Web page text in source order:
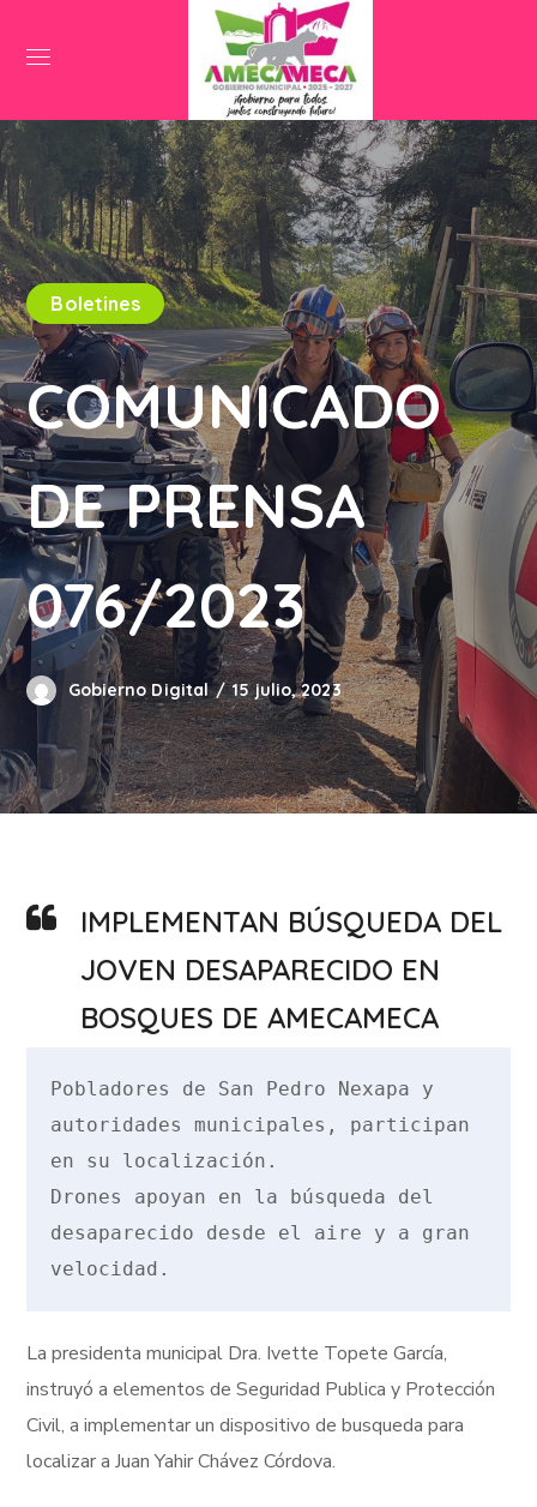
Boletines
COMUNICADO
DE PRENSA
076/2023
Gobierno Digital 15 julio, 2023
IMPLEMENTAN BÚSQUEDA DEL
JOVEN DESAPARECIDO EN
BOSQUES DE AMECAMECA
Pobladores de San Pedro Nexapa y
autoridades municipales, participan
en su localización.
Drones apoyan en la búsqueda del
desaparecido desde el aire y a gran
velocidad.
La presidenta municipal Dra. Ivette Topete García,
instruyó a elementos de Seguridad Publica y Protección
Civil, a implementar un dispositivo de busqueda para
localizar a Juan Yahir Chávez Córdova.